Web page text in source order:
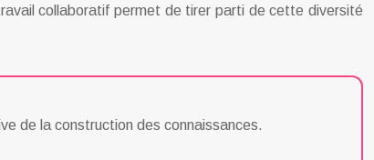
collaboratif permet de tirer parti de cette diversité
de la construction des connaissances.